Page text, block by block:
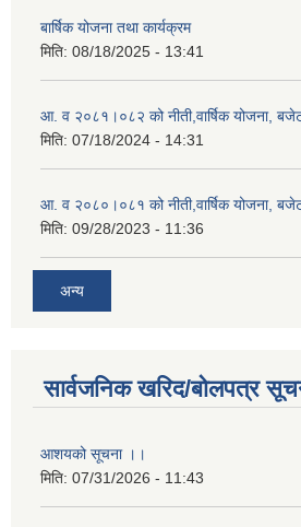
बार्षिक योजना तथा कार्यक्रम
मिति: 08/18/2025 - 13:41
आ. व २०८१।०८२ को नीती,वार्षिक योजना,
मिति: 07/18/2024 - 14:31
आ. व २०८०।०८१ को नीती,वार्षिक योजना,
मिति: 09/28/2023 - 11:36
अन्य
सार्वजनिक खरिद/बोलपत्र
आशयको सूचना ।।
मिति: 07/31/2026 - 11:43